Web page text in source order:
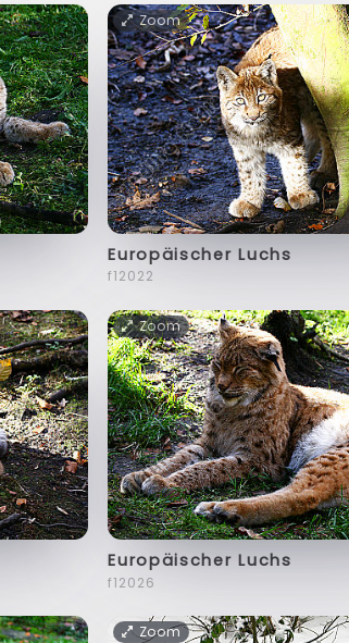
Zoom
Europäischer Luchs
f12022
Zoom
Europäischer Luchs
f12026
Zoom